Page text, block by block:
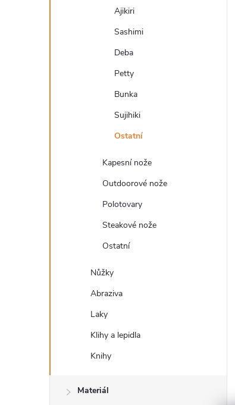
Ajikiri
Sashimi
Deba
Petty
Bunka
Sujihiki
Ostatní
Kapesní nože
Outdoorové nože
Polotovary
Steakové nože
Ostatní
Nůžky
Abraziva
Laky
Klihy a lepidla
Knihy
Materiál